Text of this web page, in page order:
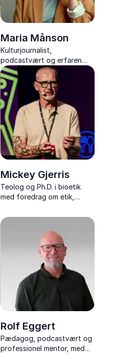
Maria Månson
Kulturjournalist,
podcastvært og erfaren
formidler giver indsigt i livet
som pårørende, de
forbudte følelser og at
finde balancen i krisetider.
Mickey Gjerris
Teolog og Ph.D. i bioetik
med foredrag om etik,
svære dilemmaer.
Rolf Eggert
Pædagog, podcastvært og
professionel mentor, med